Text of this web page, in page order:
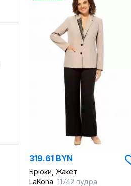
319.61 BYN
Брюки, Жакет
LaKona 11742 пудра